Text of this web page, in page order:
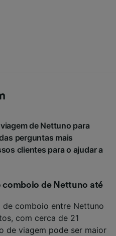
de Nettuno para
perguntas mais
clientes para o ajudar a
de Nettuno até
comboio entre Nettuno
com cerca de 21
de viagem pode ser maior